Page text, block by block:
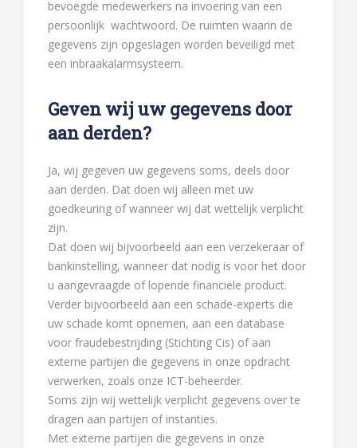
bevoegde medewerkers na invoering van een
persoonlijk wachtwoord. De ruimten waarin de
gegevens zijn opgeslagen worden beveiligd met
een inbraakalarmsysteem.
Geven wij uw gegevens door
aan derden?
Ja, wij gegeven uw gegevens soms, deels door
aan derden. Dat doen wij alleen met uw
goedkeuring of wanneer wij dat wettelijk verplicht
zijn.
Dat doen wij bijvoorbeeld aan een verzekeraar of
bankinstelling, wanneer dat nodig is voor het door
u aangevraagde of lopende financiële product.
Verder bijvoorbeeld aan een schade-experts die
uw schade komt opnemen, aan een database
voor fraudebestrijding (Stichting Cis) of aan
externe partijen die gegevens in onze opdracht
verwerken, zoals onze ICT-beheerder.
Soms zijn wij wettelijk verplicht gegevens over te
dragen aan partijen of instanties.
Met externe partijen die gegevens in onze